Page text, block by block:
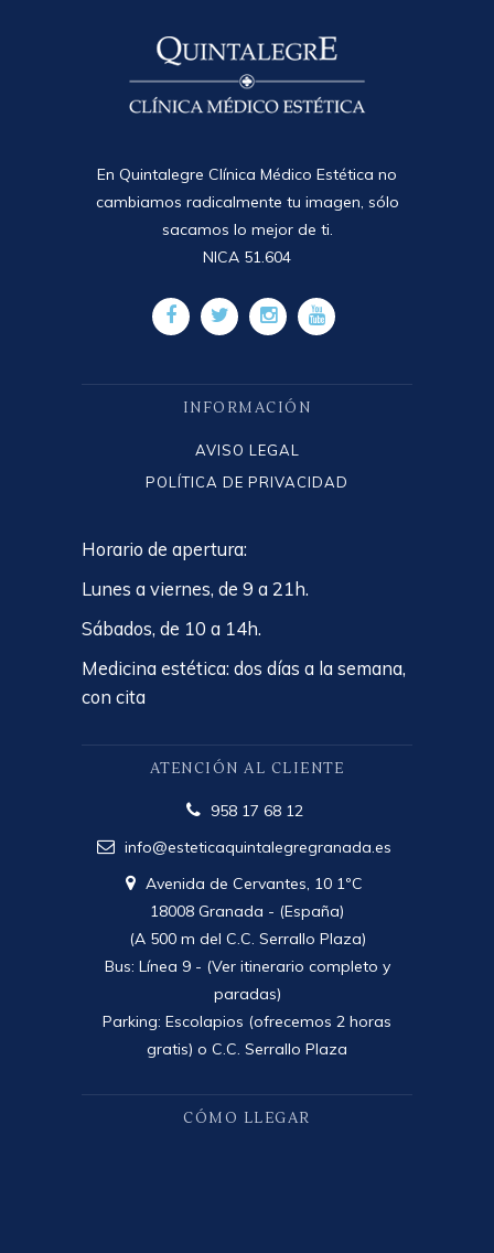
En Quintalegre Clínica Médico Estética no
cambiamos radicalmente tu imagen, sólo
sacamos lo mejor de ti.
NICA 51.604
INFORMACIÓN
AVISO LEGAL
POLÍTICA DE PRIVACIDAD
Horario de apertura:
Lunes a viernes, de 9 a 21h.
Sábados, de 10 a 14h.
Medicina estética: dos días a la semana,
con cita
ATENCIÓN AL CLIENTE
958 17 68 12
info@esteticaquintalegregranada.es
Avenida de Cervantes, 10 1ºC
18008 Granada - (España)
(A 500 m del C.C. Serrallo Plaza)
Bus: Línea 9 - (Ver itinerario completo y
paradas)
Parking: Escolapios (ofrecemos 2 horas
gratis) o C.C. Serrallo Plaza
CÓMO LLEGAR